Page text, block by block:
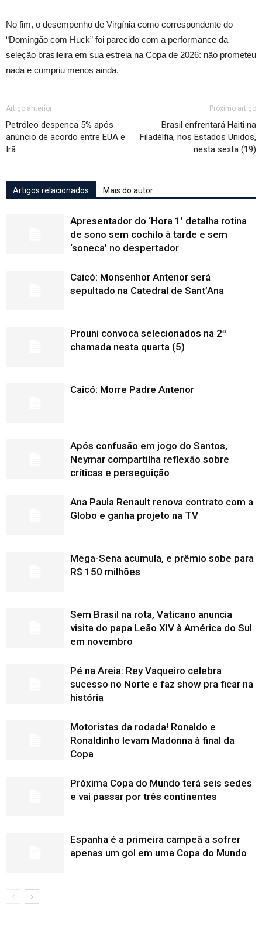
No fim, o desempenho de Virgínia como correspondente do
“Domingão com Huck” foi parecido com a performance da
seleção brasileira em sua estreia na Copa de 2026: não prometeu
nada e cumpriu menos ainda.
Artigo anterior
Petróleo despenca 5% após
anúncio de acordo entre EUA e
Irã
Próximo artigo
Brasil enfrentará Haiti na
Filadélfia, nos Estados Unidos,
nesta sexta (19)
Artigos relacionados Mais do autor
Apresentador do ‘Hora 1’ detalha rotina
de sono sem cochilo à tarde e sem
‘soneca’ no despertador
Caicó: Monsenhor Antenor será
sepultado na Catedral de Sant’Ana
Prouni convoca selecionados na 2ª
chamada nesta quarta (5)
Caicó: Morre Padre Antenor
Após confusão em jogo do Santos,
Neymar compartilha reflexão sobre
críticas e perseguição
Ana Paula Renault renova contrato com a
Globo e ganha projeto na TV
Mega-Sena acumula, e prêmio sobe para
R$ 150 milhões
Sem Brasil na rota, Vaticano anuncia
visita do papa Leão XIV à América do Sul
em novembro
Pé na Areia: Rey Vaqueiro celebra
sucesso no Norte e faz show pra ficar na
história
Motoristas da rodada! Ronaldo e
Ronaldinho levam Madonna à final da
Copa
Próxima Copa do Mundo terá seis sedes
e vai passar por três continentes
Espanha é a primeira campeã a sofrer
apenas um gol em uma Copa do Mundo